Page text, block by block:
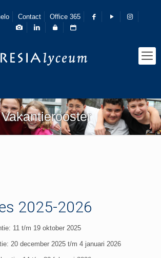
Contact Office 365
Vakantierooster
2025-2026
11 t/m 19 oktober 2025
20 december 2025 t/m 4 januari 2026